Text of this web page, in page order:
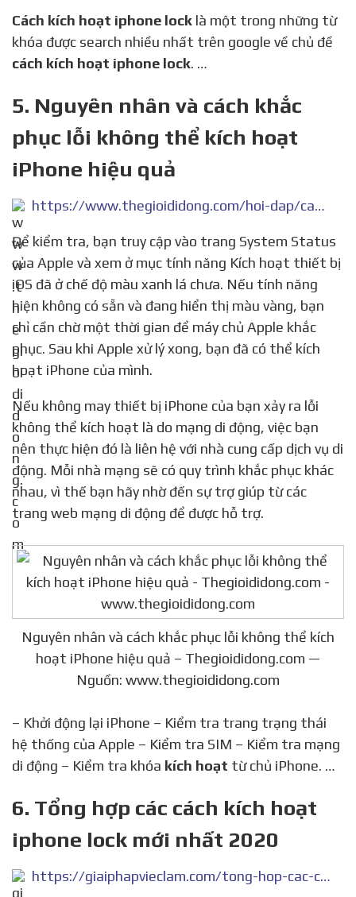
Cách kích hoạt iphone lock là một trong những từ
khóa được search nhiều nhất trên google về chủ đề
cách kích hoạt iphone lock. …
5. Nguyên nhân và cách khắc
phục lỗi không thể kích hoạt
iPhone hiệu quả
https://www.thegioididong.com/hoi-dap/cach-khac-phuc-loi-khong-the-kich-hoat-iphone-sau-khi-1320682
Để kiểm tra, bạn truy cập vào trang System Status
của Apple và xem ở mục tính năng Kích hoạt thiết bị
iOS đã ở chế độ màu xanh lá chưa. Nếu tính năng
hiện không có sẵn và đang hiển thị màu vàng, bạn
chỉ cần chờ một thời gian để máy chủ Apple khắc
phục. Sau khi Apple xử lý xong, bạn đã có thể kích
hoạt iPhone của mình.
Nếu không may thiết bị iPhone của bạn xảy ra lỗi
không thể kích hoạt là do mạng di động, việc bạn
nên thực hiện đó là liên hệ với nhà cung cấp dịch vụ di
động. Mỗi nhà mạng sẽ có quy trình khắc phục khác
nhau, vì thế bạn hãy nhờ đến sự trợ giúp từ các
trang web mạng di động để được hỗ trợ.
Nguyên nhân và cách khắc phục lỗi không thể kích
hoạt iPhone hiệu quả – Thegioididong.com —
Nguồn: www.thegioididong.com
– Khởi động lại iPhone – Kiểm tra trang trạng thái
hệ thống của Apple – Kiểm tra SIM – Kiểm tra mạng
di động – Kiểm tra khóa kích hoạt từ chủ iPhone. …
6. Tổng hợp các cách kích hoạt
iphone lock mới nhất 2020
https://giaiphapvieclam.com/tong-hop-cac-cach-kich-hoat-iphone-lock-moi-nhat-2020/